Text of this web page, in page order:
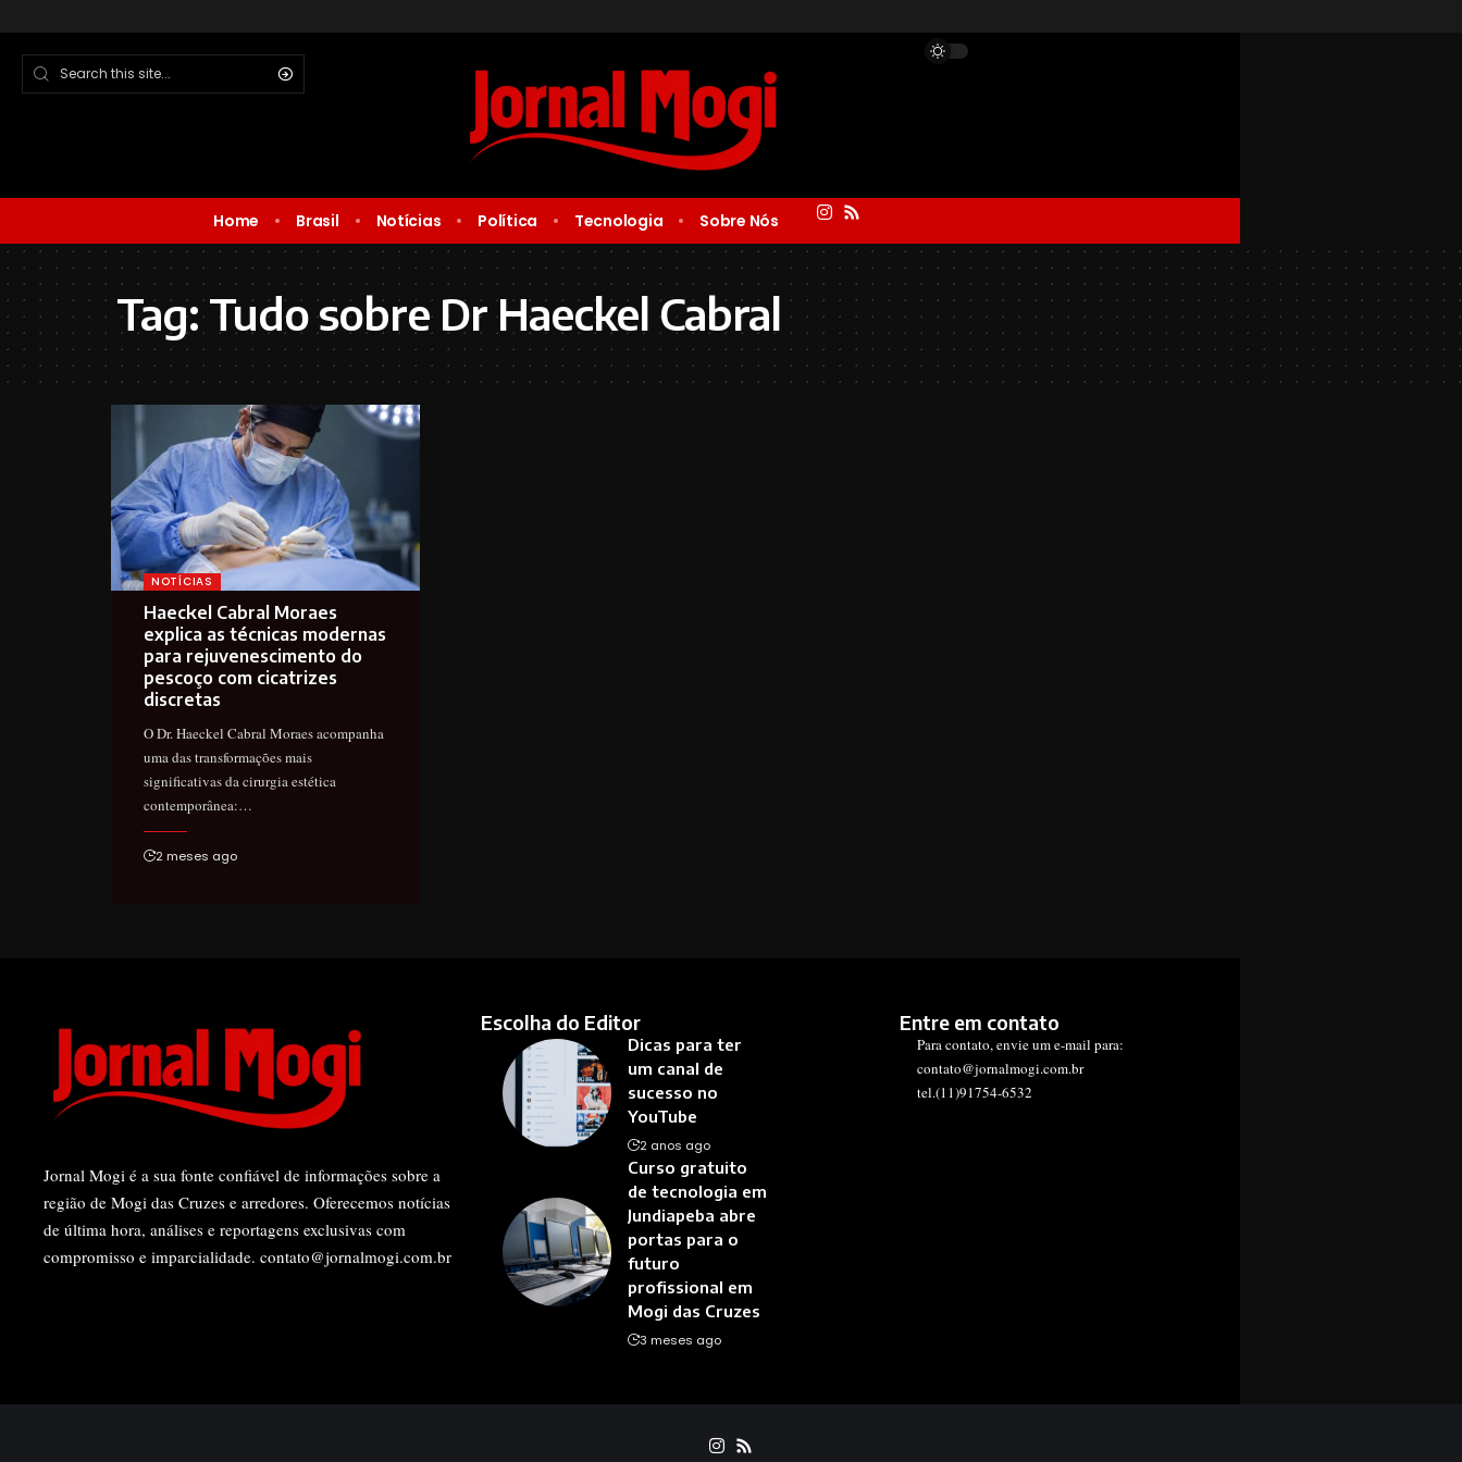
Home Brasil Notícias Política Tecnologia Sobre Nós
Tag:Tudo sobre Dr Haeckel Cabral
NOTÍCIAS
Haeckel Cabral Moraes
explica as técnicas modernas
para rejuvenescimento do
pescoço com cicatrizes
discretas
O Dr. Haeckel Cabral Moraes acompanha
uma das transformações mais
significativas da cirurgia estética
contemporânea:…
2 meses ago
Jornal Mogi é a sua fonte confiável de informações sobre a
região de Mogi das Cruzes e arredores. Oferecemos notícias
de última hora, análises e reportagens exclusivas com
compromisso e imparcialidade. contato@jornalmogi.com.br
Escolha do Editor
Dicas para ter
um canal de
sucesso no
YouTube
2 anos ago
Curso gratuito
de tecnologia em
Jundiapeba abre
portas para o
futuro
profissional em
Mogi das Cruzes
3 meses ago
Entre em contato
Para contato, envie um e-mail para:
contato@jornalmogi.com.br
tel.(11)91754-6532